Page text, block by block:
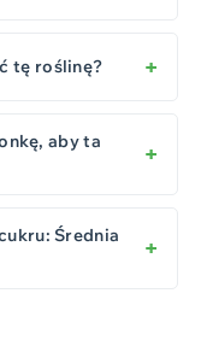
tę roślinę?
aby ta
Średnia